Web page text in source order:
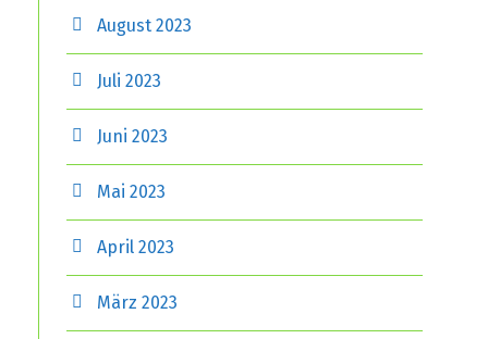
August 2023
Juli 2023
Juni 2023
Mai 2023
April 2023
März 2023